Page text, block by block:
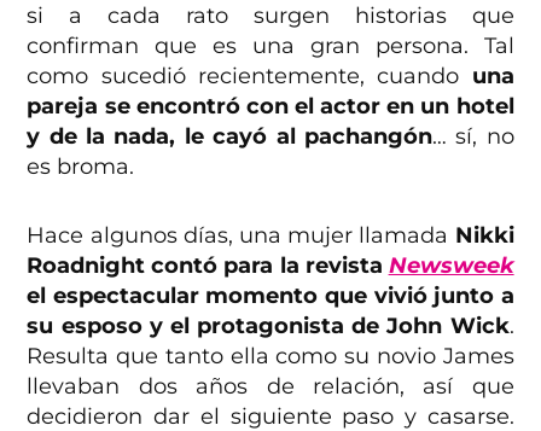
si a cada rato surgen historias que
confirman que es una gran persona. Tal
como sucedió recientemente, cuando una
pareja se encontró con el actor en un hotel
y de la nada, le cayó al pachangón… sí, no
es broma.
Hace algunos días, una mujer llamada Nikki
Roadnight contó para la revista Newsweek
el espectacular momento que vivió junto a
su esposo y el protagonista de John Wick.
Resulta que tanto ella como su novio James
llevaban dos años de relación, así que
decidieron dar el siguiente paso y casarse.